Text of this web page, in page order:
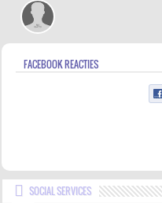
FACEBOOK REACTIES
SOCIAL SERVICES